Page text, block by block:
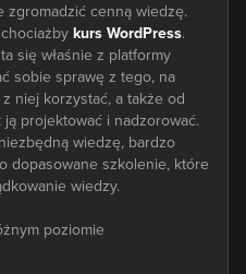
zgromadzić cenną wiedzę.
kurs WordPress.
się właśnie z platformy
sobie sprawę z tego, na
z niej korzystać, a także od
projektować i nadzorować.
wiedzę, bardzo
dopasowane szkolenie, które
wiedzy.
poziomie